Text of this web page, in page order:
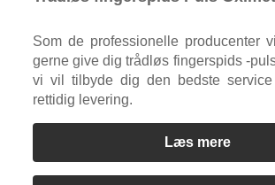
Som de professionelle producenter
gerne give dig trådløs fingerspids -
vi vil tilbyde dig den bedste
rettidig levering.
Læs mere